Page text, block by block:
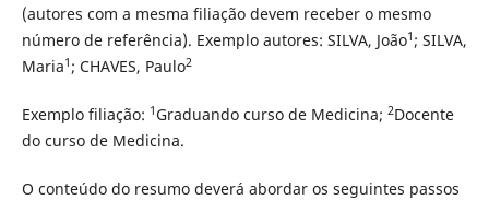
(autores com a mesma filiação devem receber o mesmo
número de referência). Exemplo autores: SILVA, João1 ; SILVA,
Maria1 ; CHAVES, Paulo2
Exemplo filiação: 1Graduando curso de Medicina; 2Docente
do curso de Medicina.
O conteúdo do resumo deverá abordar os seguintes passos